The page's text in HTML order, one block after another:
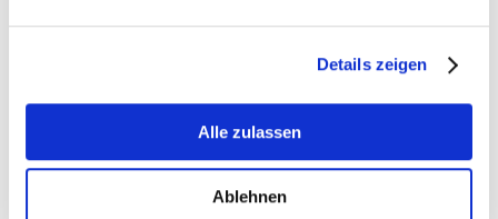
Details zeigen
Alle zulassen
Ablehnen
voraussichtlich von Ernährungsunsicherheit
betroffen sein. Internationale Organisationen